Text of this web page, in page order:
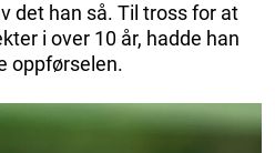
det han så. Til tross for at
i over 10 år, hadde han
oppførselen.